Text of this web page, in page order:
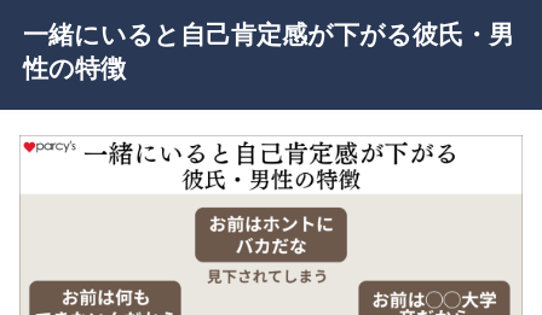
一緒にいると自己肯定感が下がる彼氏・男
性の特徴